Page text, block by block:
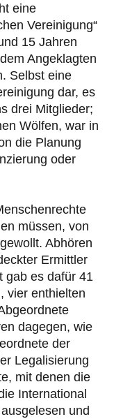
eine
Vereinigung“
15 Jahren
Angeklagten
Selbst eine
dar, es
drei Mitglieder;
Wölfen, war in
die Planung
oder
müssen, von
Abhören
Ermittler
gab es dafür 41
vier enthielten
dagegen, wie
der
Legalisierung
mit denen die
International
und